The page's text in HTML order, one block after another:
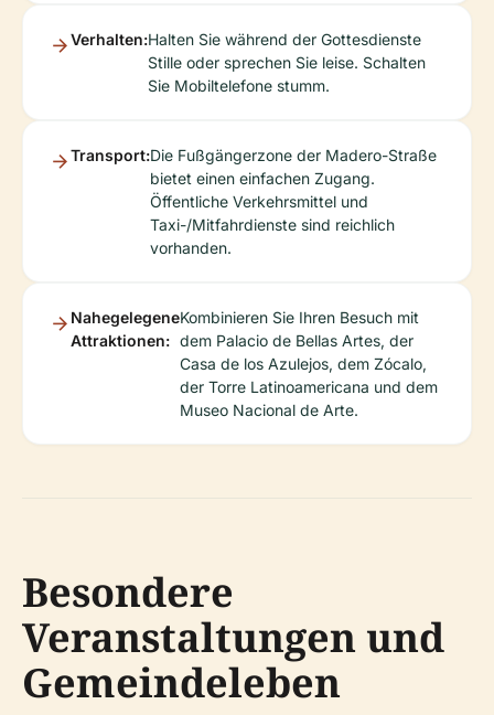
Verhalten:Halten Sie während der Gottesdienste
Stille oder sprechen Sie leise. Schalten
Sie Mobiltelefone stumm.
Transport:Die Fußgängerzone der Madero-Straße
bietet einen einfachen Zugang.
Öffentliche Verkehrsmittel und
Taxi-/Mitfahrdienste sind reichlich
vorhanden.
Nahegelegene
Attraktionen:
Kombinieren Sie Ihren Besuch mit
dem Palacio de Bellas Artes, der
Casa de los Azulejos, dem Zócalo,
der Torre Latinoamericana und dem
Museo Nacional de Arte.
Besondere
Veranstaltungen und
Gemeindeleben